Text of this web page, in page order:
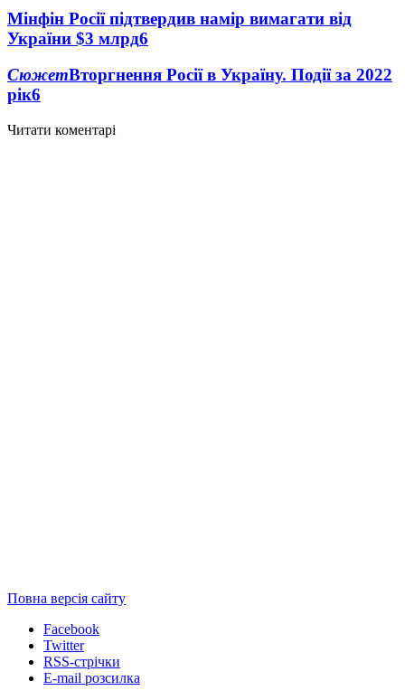
Мінфін Росії підтвердив намір вимагати від
України $3 млрд6
СюжетВторгнення Росії в Україну. Події за 2022
рік6
Читати коментарі
Повна версія сайту
Facebook
Twitter
RSS-стрічки
E-mail розсилка